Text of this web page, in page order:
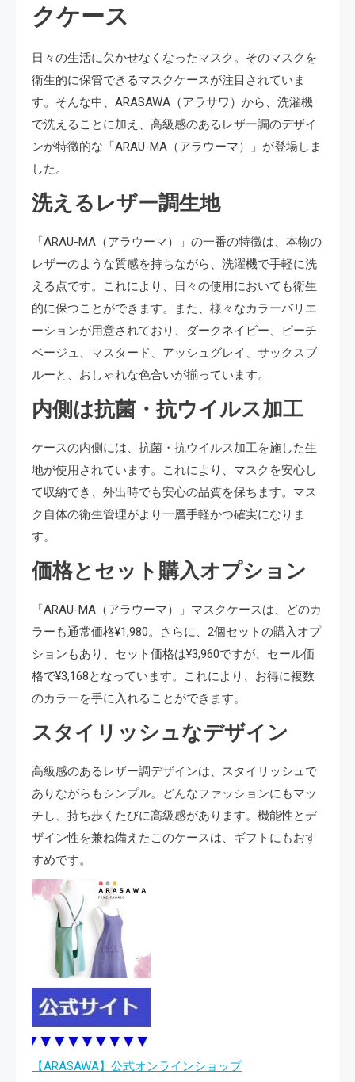
クケース
日々の生活に欠かせなくなったマスク。そのマスクを
衛生的に保管できるマスクケースが注目されていま
す。そんな中、ARASAWA（アラサワ）から、洗濯機
で洗えることに加え、高級感のあるレザー調のデザイ
ンが特徴的な「ARAU-MA（アラウーマ）」が登場しま
した。
洗えるレザー調生地
「ARAU-MA（アラウーマ）」の一番の特徴は、本物の
レザーのような質感を持ちながら、洗濯機で手軽に洗
える点です。これにより、日々の使用においても衛生
的に保つことができます。また、様々なカラーバリエ
ーションが用意されており、ダークネイビー、ピーチ
ベージュ、マスタード、アッシュグレイ、サックスブ
ルーと、おしゃれな色合いが揃っています。
内側は抗菌・抗ウイルス加工
ケースの内側には、抗菌・抗ウイルス加工を施した生
地が使用されています。これにより、マスクを安心し
て収納でき、外出時でも安心の品質を保ちます。マス
ク自体の衛生管理がより一層手軽かつ確実になりま
す。
価格とセット購入オプション
「ARAU-MA（アラウーマ）」マスクケースは、どのカ
ラーも通常価格¥1,980。さらに、2個セットの購入オプ
ションもあり、セット価格は¥3,960ですが、セール価
格で¥3,168となっています。これにより、お得に複数
のカラーを手に入れることができます。
スタイリッシュなデザイン
高級感のあるレザー調デザインは、スタイリッシュで
ありながらもシンプル。どんなファッションにもマッ
チし、持ち歩くたびに高級感があります。機能性とデ
ザイン性を兼ね備えたこのケースは、ギフトにもおす
すめです。
【ARASAWA】公式オンラインショップ